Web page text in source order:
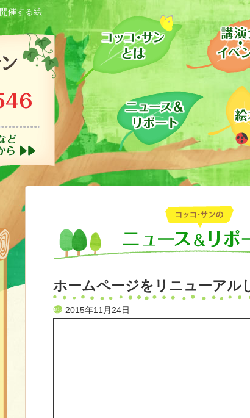
催する絵
コッコ・サン
お問い合わせは
イベント参加
コッコサンとは
ニュース
コッコ・サンの活動
ホームページをリニューアル
2015年11月24日